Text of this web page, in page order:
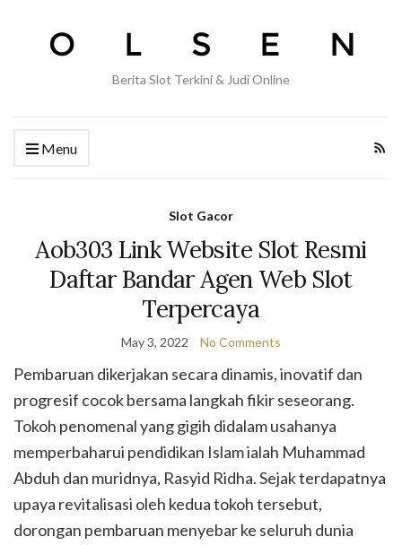
Berita Slot Terkini & Judi Online
Menu
Slot Gacor
Aob303 Link Website Slot Resmi
Daftar Bandar Agen Web Slot
Terpercaya
May 3, 2022 No Comments
Pembaruan dikerjakan secara dinamis, inovatif dan
progresif cocok bersama langkah fikir seseorang.
Tokoh penomenal yang gigih didalam usahanya
memperbaharui pendidikan Islam ialah Muhammad
Abduh dan muridnya, Rasyid Ridha. Sejak terdapatnya
upaya revitalisasi oleh kedua tokoh tersebut,
dorongan pembaruan menyebar ke seluruh dunia